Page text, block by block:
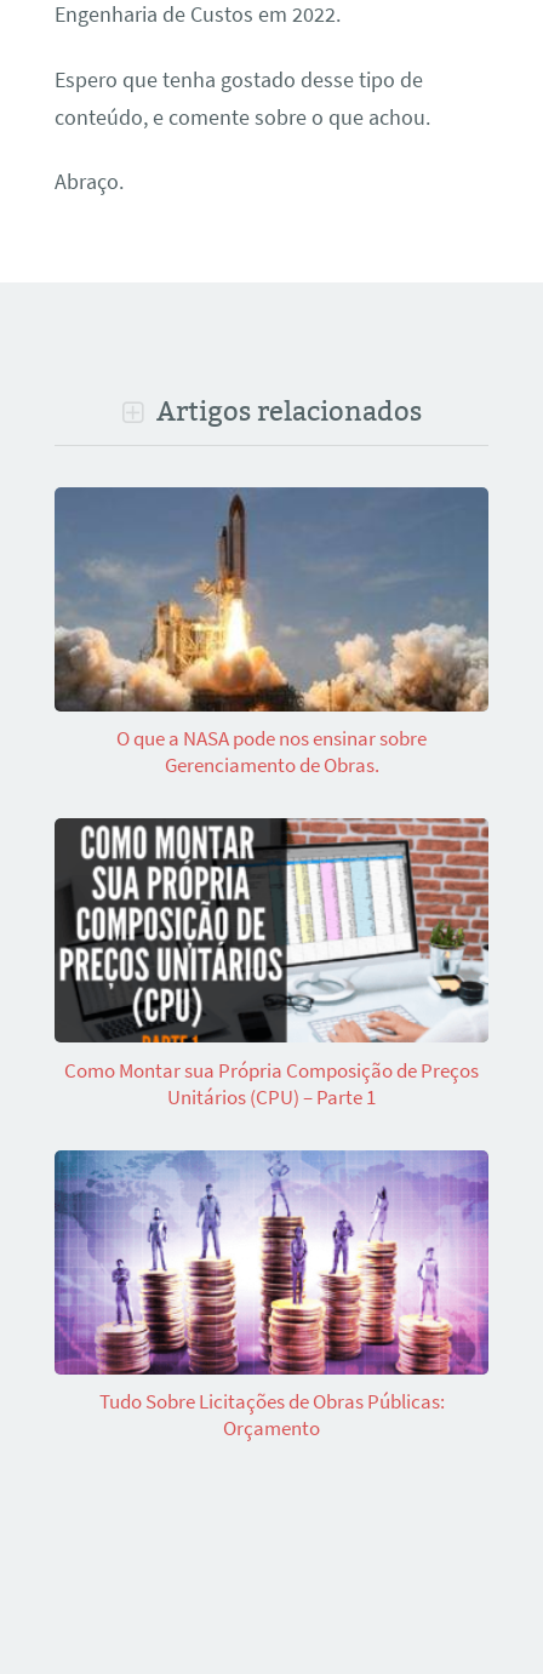
Engenharia de Custos em 2022.
Espero que tenha gostado desse tipo de
conteúdo, e comente sobre o que achou.
Abraço.
Artigos relacionados
O que a NASA pode nos ensinar sobre
Gerenciamento de Obras.
Como Montar sua Própria Composição de Preços
Unitários (CPU) – Parte 1
Tudo Sobre Licitações de Obras Públicas:
Orçamento